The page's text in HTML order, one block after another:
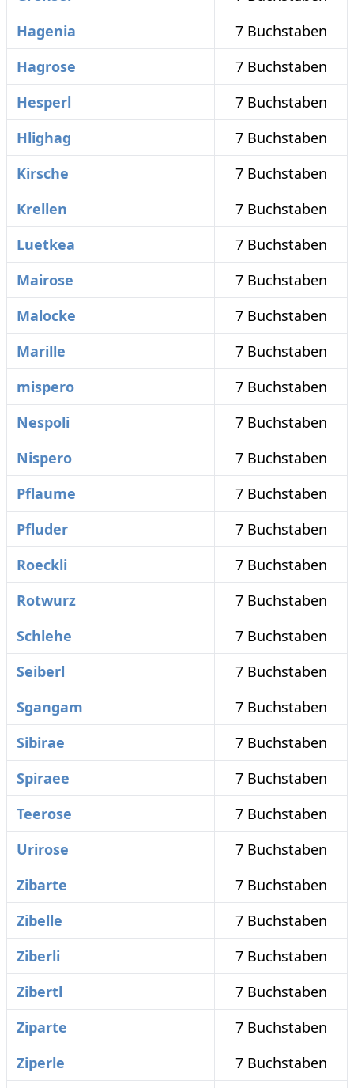
Hagenia
7 Buchstaben
Hagrose
7 Buchstaben
Hesperl
7 Buchstaben
Hlighag
7 Buchstaben
Kirsche
7 Buchstaben
Krellen
7 Buchstaben
Luetkea
7 Buchstaben
Mairose
7 Buchstaben
Malocke
7 Buchstaben
Marille
7 Buchstaben
mispero
7 Buchstaben
Nespoli
7 Buchstaben
Nispero
7 Buchstaben
Pflaume
7 Buchstaben
Pfluder
7 Buchstaben
Roeckli
7 Buchstaben
Rotwurz
7 Buchstaben
Schlehe
7 Buchstaben
Seiberl
7 Buchstaben
Sgangam
7 Buchstaben
Sibirae
7 Buchstaben
Spiraee
7 Buchstaben
Teerose
7 Buchstaben
Urirose
7 Buchstaben
Zibarte
7 Buchstaben
Zibelle
7 Buchstaben
Ziberli
7 Buchstaben
Zibertl
7 Buchstaben
Ziparte
7 Buchstaben
Ziperle
7 Buchstaben